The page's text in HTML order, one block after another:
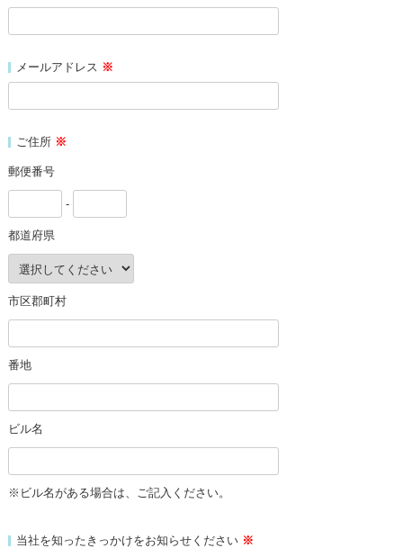
メールアドレス ※
ご住所 ※
郵便番号
-
都道府県
市区郡町村
番地
ビル名
※ビル名がある場合は、ご記入ください。
当社を知ったきっかけをお知らせください ※